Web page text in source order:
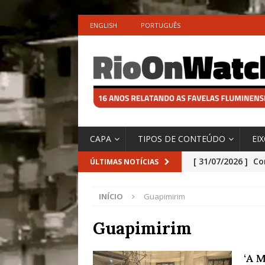
ENGLISH PORTUGUÊS
CAPA TIPOS DE CONTEÚDO
ÚLTIMAS NOTÍCIAS [ 31/07/2026 ]
Especial do
INÍCIO Guapimirim
Guapimirim
‘A